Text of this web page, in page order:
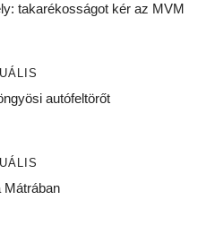
takarékosságot kér az MVM
autófeltörőt
Mátrában